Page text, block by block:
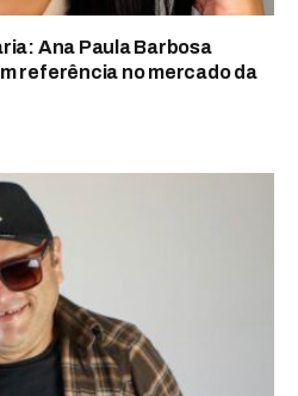
Ana Paula Barbosa
referência no mercado da